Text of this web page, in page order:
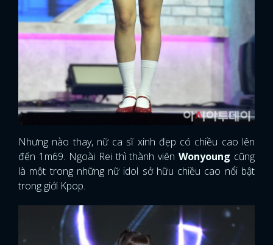
FACEBOOK GOOGLE
Nhưng nào thay, nữ ca sĩ xinh đẹp có chiều cao lên
đến 1m69. Ngoài Rei thì thành viênWonyoung cũng
là một trong những nữ idol sở hữu chiều cao nổi bật
trong giới Kpop.